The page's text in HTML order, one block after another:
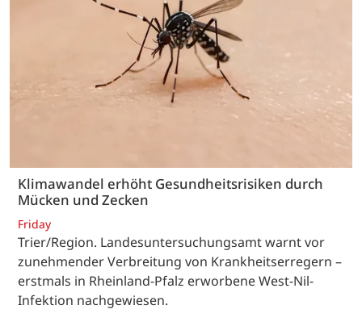
Klimawandel erhöht Gesundheitsrisiken durch
Mücken und Zecken
Friday
Trier/Region. Landesuntersuchungsamt warnt vor
zunehmender Verbreitung von Krankheitserregern –
erstmals in Rheinland-Pfalz erworbene West-Nil-
Infektion nachgewiesen.